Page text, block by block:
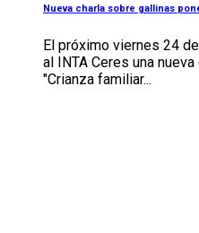
Nueva charla sobre gallinas
El próximo viernes 24
al INTA Ceres una
"Crianza familiar...